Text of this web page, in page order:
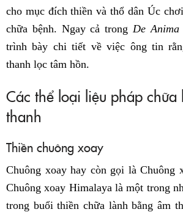
cho mục đích thiền và thổ dân Úc
chữa bệnh. Ngay cả trong De Anima
trình bày chi tiết về việc ông tin
thanh lọc tâm hồn.
Các thể loại liệu pháp chữa
thanh
Thiền chuông xoay
Chuông xoay hay còn gọi là Chuông
Chuông xoay Himalaya là một trong
trong buổi thiền chữa lành bằng âm